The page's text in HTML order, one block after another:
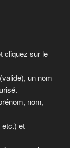
cliquez sur le
un nom
nom,
etc.) et